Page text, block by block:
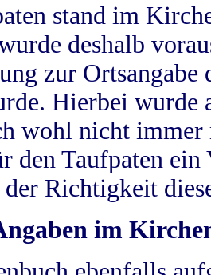
stand im
deshalb
zur
Hierbei wurde
wohl nicht
den Taufpaten
Richtigkeit
im